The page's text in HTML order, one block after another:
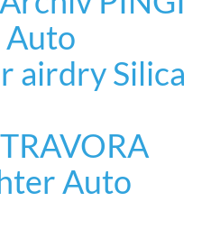
airdry Silica
TRAVORA
Auto